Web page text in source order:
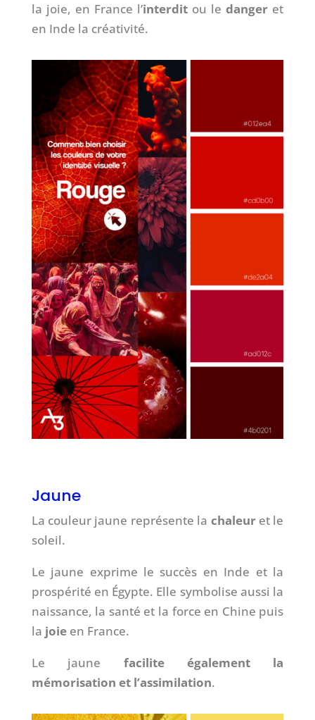
la joie, en France l’interdit ou ledanger et
en Inde la créativité.
Jaune
La couleur jaune représente la chaleuret le
soleil.
Le jaune exprime le succès en Inde et la
prospérité en Égypte. Elle symbolise aussi la
naissance, la santé et la force en Chine puis
la joieen France.
Le jaune facilite également la
mémorisation et l’assimilation.